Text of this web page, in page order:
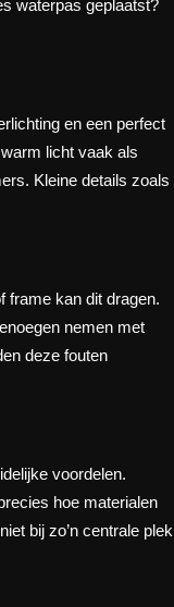
waterpas geplaatst?
en een perfect
licht vaak als
Kleine details zoals
frame kan dit dragen.
nemen met
deze fouten
voordelen.
hoe materialen
bij zo’n centrale plek